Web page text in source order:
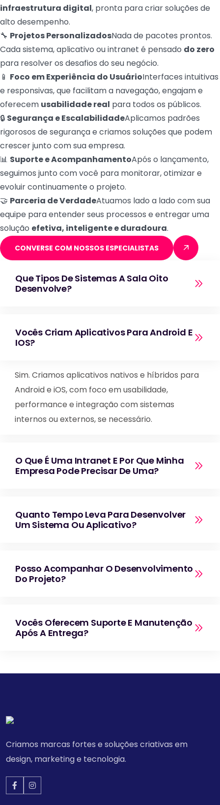
infraestrutura digital, pronta para criar soluções de
alto desempenho.
🔧 Projetos PersonalizadosNada de pacotes prontos.
Cada sistema, aplicativo ou intranet é pensado do zero
para resolver os desafios do seu negócio.
📱 Foco em Experiência do UsuárioInterfaces intuitivas
e responsivas, que facilitam a navegação, engajam e
oferecem usabilidade real para todos os públicos.
🔒 Segurança e EscalabilidadeAplicamos padrões
rigorosos de segurança e criamos soluções que podem
crescer junto com sua empresa.
📊 Suporte e AcompanhamentoApós o lançamento,
seguimos junto com você para monitorar, otimizar e
evoluir continuamente o projeto.
🤝 Parceria de VerdadeAtuamos lado a lado com sua
equipe para entender seus processos e entregar uma
solução efetiva, inteligente e duradoura.
CONVERSE COM NOSSOS ESPECIALISTAS
Que Tipos De Sistemas A Sala Oito
Desenvolve?
Vocês Criam Aplicativos Para Android E
IOS?
Sim. Criamos aplicativos nativos e híbridos para
Android e iOS, com foco em usabilidade,
performance e integração com sistemas
internos ou externos, se necessário.
O Que É Uma Intranet E Por Que Minha
Empresa Pode Precisar De Uma?
Quanto Tempo Leva Para Desenvolver
Um Sistema Ou Aplicativo?
Posso Acompanhar O Desenvolvimento
Do Projeto?
Vocês Oferecem Suporte E Manutenção
Após A Entrega?
Criamos marcas fortes e soluções criativas em
design, marketing e tecnologia.